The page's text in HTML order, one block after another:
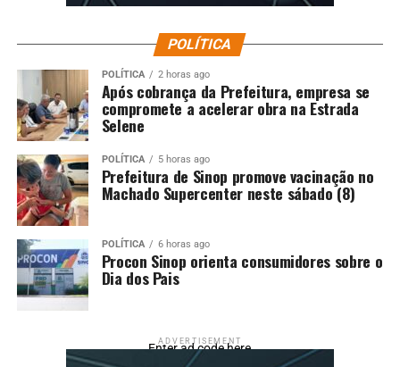
POLÍTICA
POLÍTICA 2 horas ago
Após cobrança da Prefeitura, empresa se
compromete a acelerar obra na Estrada
Selene
POLÍTICA 5 horas ago
Prefeitura de Sinop promove vacinação no
Machado Supercenter neste sábado (8)
POLÍTICA 6 horas ago
Procon Sinop orienta consumidores sobre o
Dia dos Pais
ADVERTISEMENT
Enter ad code here